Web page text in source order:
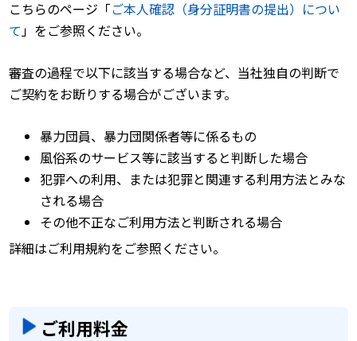
こちらのページ「ご本人確認（身分証明書の提出）につい
て」をご参照ください。
審査の過程で以下に該当する場合など、当社独自の判断で
ご契約をお断りする場合がございます。
暴力団員、暴力団関係者等に係るもの
風俗系のサービス等に該当すると判断した場合
犯罪への利用、または犯罪と関連する利用方法とみな
される場合
その他不正なご利用方法と判断される場合
詳細はご利用規約をご参照ください。
ご利用料金